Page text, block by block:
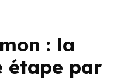
: la
étape par